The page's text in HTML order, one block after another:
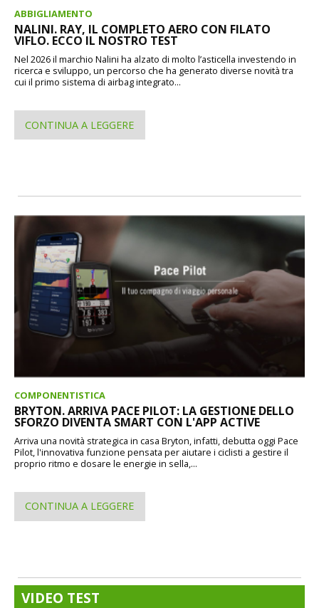
ABBIGLIAMENTO
NALINI. RAY, IL COMPLETO AERO CON FILATO
VIFLO. ECCO IL NOSTRO TEST
Nel 2026 il marchio Nalini ha alzato di molto l’asticella investendo in
ricerca e sviluppo, un percorso che ha generato diverse novità tra
cui il primo sistema di airbag integrato...
CONTINUA A LEGGERE
COMPONENTISTICA
BRYTON. ARRIVA PACE PILOT: LA GESTIONE DELLO
SFORZO DIVENTA SMART CON L'APP ACTIVE
Arriva una novità strategica in casa Bryton, infatti, debutta oggi Pace
Pilot, l'innovativa funzione pensata per aiutare i ciclisti a gestire il
proprio ritmo e dosare le energie in sella,...
CONTINUA A LEGGERE
VIDEO TEST